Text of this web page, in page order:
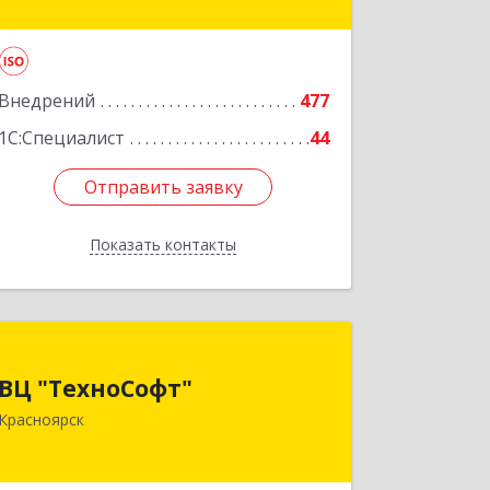
Внедрений
477
1С:Специалист
44
Отправить заявку
Показать контакты
Подробнее
Отправить заявку
Назад
ВЦ "ТехноСофт"
Красноярск
660118, Красноярский край,
Красноярск г, Авиаторов ул, дом № 54